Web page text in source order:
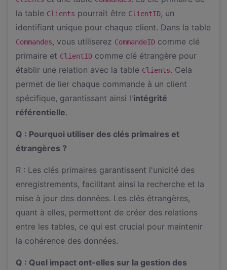
la table Clients pourrait être ClientID, un
identifiant unique pour chaque client. Dans la table
Commandes, vous utiliserez CommandeID comme clé
primaire et ClientID comme clé étrangère pour
établir une relation avec la table Clients. Cela
permet de lier chaque commande à un client
spécifique, garantissant ainsi l'intégrité
référentielle.
Q : Pourquoi utiliser des clés primaires et
étrangères ?
R : Les clés primaires garantissent l'unicité des
enregistrements, facilitant ainsi la recherche et la
mise à jour des données. Les clés étrangères,
quant à elles, permettent de créer des relations
entre les tables, ce qui est crucial pour maintenir
la cohérence des données.
Q : Quel impact ont-elles sur la gestion des